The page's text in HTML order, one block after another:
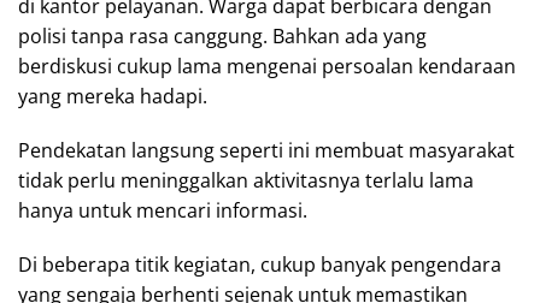
di kantor pelayanan. Warga dapat berbicara dengan
polisi tanpa rasa canggung. Bahkan ada yang
berdiskusi cukup lama mengenai persoalan kendaraan
yang mereka hadapi.
Pendekatan langsung seperti ini membuat masyarakat
tidak perlu meninggalkan aktivitasnya terlalu lama
hanya untuk mencari informasi.
Di beberapa titik kegiatan, cukup banyak pengendara
yang sengaja berhenti sejenak untuk memastikan